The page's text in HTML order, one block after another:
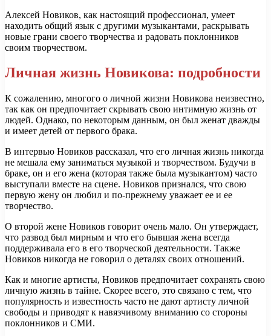
Алексей Новиков, как настоящий профессионал, умеет
находить общий язык с другими музыкантами, раскрывать
новые грани своего творчества и радовать поклонников
своим творчеством.
Личная жизнь Новикова: подробности
К сожалению, многого о личной жизни Новикова неизвестно,
так как он предпочитает скрывать свою интимную жизнь от
людей. Однако, по некоторым данным, он был женат дважды
и имеет детей от первого брака.
В интервью Новиков рассказал, что его личная жизнь никогда
не мешала ему заниматься музыкой и творчеством. Будучи в
браке, он и его жена (которая также была музыкантом) часто
выступали вместе на сцене. Новиков признался, что свою
первую жену он любил и по-прежнему уважает ее и ее
творчество.
О второй жене Новиков говорит очень мало. Он утверждает,
что развод был мирным и что его бывшая жена всегда
поддерживала его в его творческой деятельности. Также
Новиков никогда не говорил о деталях своих отношений.
Как и многие артисты, Новиков предпочитает сохранять свою
личную жизнь в тайне. Скорее всего, это связано с тем, что
популярность и известность часто не дают артисту личной
свободы и приводят к навязчивому вниманию со стороны
поклонников и СМИ.